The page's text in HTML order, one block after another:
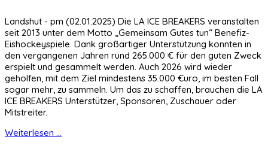
Landshut - pm (02.01.2025) Die LA ICE BREAKERS veranstalten
seit 2013 unter dem Motto „Gemeinsam Gutes tun“ Benefiz-
Eishockeyspiele. Dank großartiger Unterstützung konnten in
den vergangenen Jahren rund 265.000 € für den guten Zweck
erspielt und gesammelt werden. Auch 2026 wird wieder
geholfen, mit dem Ziel mindestens 35.000 €uro, im besten Fall
sogar mehr, zu sammeln. Um das zu schaffen, brauchen die LA
ICE BREAKERS Unterstützer, Sponsoren, Zuschauer oder
Mitstreiter.
Weiterlesen ...